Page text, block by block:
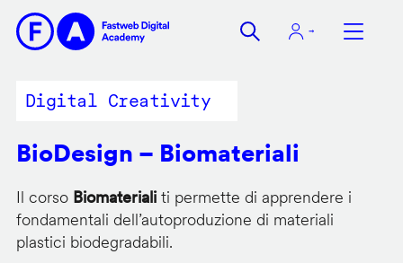
contenuto
Digital Creativity
BioDesign – Biomateriali
Il corso Biomaterialiti permette di apprendere i
fondamentali dell’autoproduzione di materiali
plastici biodegradabili.